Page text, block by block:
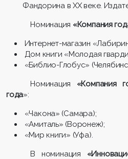
Фандорина в ХХ веке.
Номинация «Компания
Интернет-магазин
Дом книги «Молодая
«Библио-Глобус»
Номинация «Компания
года»:
«Чакона» (Самара);
«Амиталь» (Воронеж);
«Мир книги» (Уфа).
В номинация